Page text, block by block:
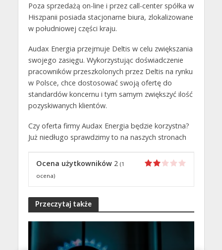
Poza sprzedażą on-line i przez call-center spółka w
Hiszpanii posiada stacjonarne biura, zlokalizowane
w południowej części kraju.
Audax Energia przejmuje Deltis w celu zwiększania
swojego zasięgu. Wykorzystując doświadczenie
pracowników przeszkolonych przez Deltis na rynku
w Polsce, chce dostosować swoją ofertę do
standardów koncernu i tym samym zwiększyć ilość
pozyskiwanych klientów.
Czy oferta firmy Audax Energia będzie korzystna?
Już niedługo sprawdzimy to na naszych stronach
Ocena użytkowników 2 (1
ocena)
Przeczytaj także